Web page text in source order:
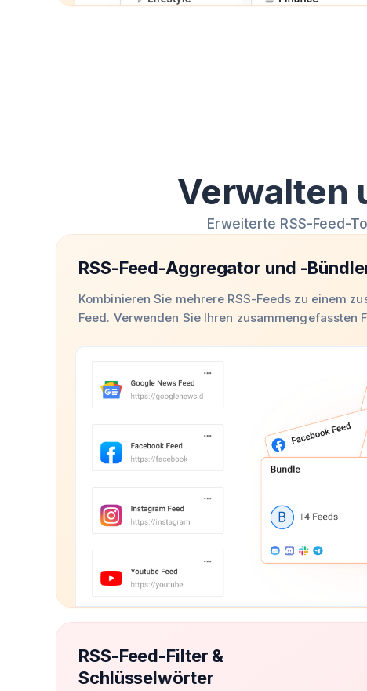
Verwalten
Erweiterte RSS-Feed-
RSS-Feed-Aggregator und -
Kombinieren Sie mehrere RSS-Feeds zu einem
Feed. Verwenden Sie Ihren zusammengefassten
RSS-Feed-Filter &
Schlüsselwörter